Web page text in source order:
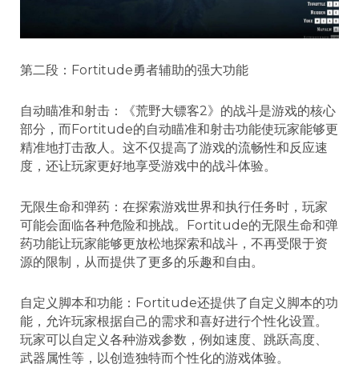
第二段：Fortitude勇者辅助的强大功能
自动瞄准和射击：《荒野大镖客2》的战斗是游戏的核心
部分，而Fortitude的自动瞄准和射击功能使玩家能够更
精准地打击敌人。这不仅提高了游戏的流畅性和反应速
度，还让玩家更好地享受游戏中的战斗体验。
无限生命和弹药：在探索游戏世界和执行任务时，玩家
可能会面临各种危险和挑战。Fortitude的无限生命和弹
药功能让玩家能够更放松地探索和战斗，不再受限于资
源的限制，从而提供了更多的乐趣和自由。
自定义脚本和功能：Fortitude还提供了自定义脚本的功
能，允许玩家根据自己的需求和喜好进行个性化设置。
玩家可以自定义各种游戏参数，例如速度、跳跃高度、
武器属性等，以创造独特而个性化的游戏体验。